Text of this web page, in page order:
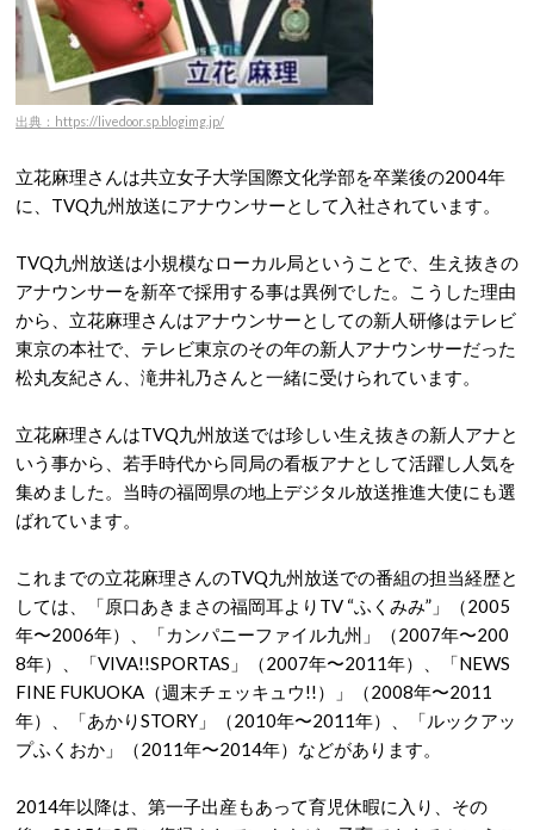
出典：https://livedoor.sp.blogimg.jp/
立花麻理さんは共立女子大学国際文化学部を卒業後の2004年
に、TVQ九州放送にアナウンサーとして入社されています。
TVQ九州放送は小規模なローカル局ということで、生え抜きの
アナウンサーを新卒で採用する事は異例でした。こうした理由
から、立花麻理さんはアナウンサーとしての新人研修はテレビ
東京の本社で、テレビ東京のその年の新人アナウンサーだった
松丸友紀さん、滝井礼乃さんと一緒に受けられています。
立花麻理さんはTVQ九州放送では珍しい生え抜きの新人アナと
いう事から、若手時代から同局の看板アナとして活躍し人気を
集めました。当時の福岡県の地上デジタル放送推進大使にも選
ばれています。
これまでの立花麻理さんのTVQ九州放送での番組の担当経歴と
しては、「原口あきまさの福岡耳よりTV “ふくみみ”」（2005
年〜2006年）、「カンパニーファイル九州」（2007年〜200
8年）、「VIVA!!SPORTAS」（2007年〜2011年）、「NEWS
FINE FUKUOKA（週末チェッキュウ!!）」（2008年〜2011
年）、「あかりSTORY」（2010年〜2011年）、「ルックアッ
プふくおか」（2011年〜2014年）などがあります。
2014年以降は、第一子出産もあって育児休暇に入り、その